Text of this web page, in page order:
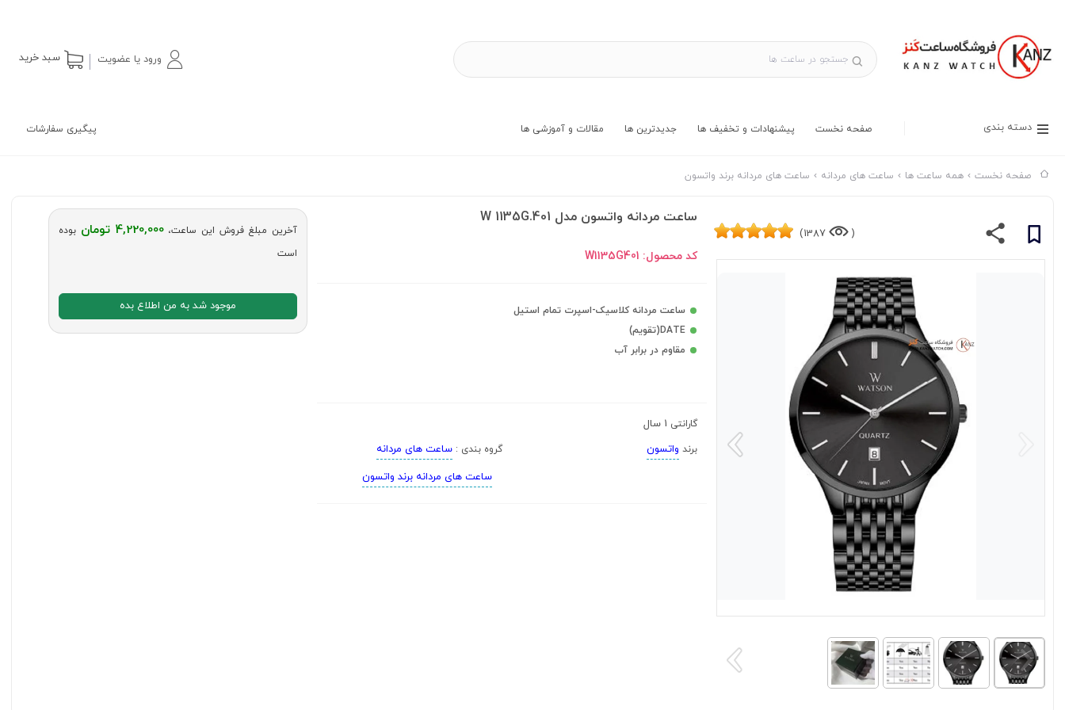
ورود یا عضویت سبد خرید
دسته بندی صفحه نخست پیشنهادات و تخفیف ها جدیدترین ها مقالات و آموزشی ها پیگیری سفارشات
صفحه نخست همه ساعت ها ساعت های مردانه ساعت های مردانه برند واتسون
(
1387)
ساعت مردانه واتسون مدل W 1135G.401
کد محصول: W1135G401
ساعت مردانه کلاسیک-اسپرت تمام استیل
DATE(تقویم)
مقاوم در برابر آب
گارانتی 1 سال
برند واتسون گروه بندی :ساعت های مردانه
ساعت های مردانه برند واتسون
آخرین مبلغ فروش این ساعت،4,220,000 تومان
بوده
است
موجود شد به من اطلاع بده